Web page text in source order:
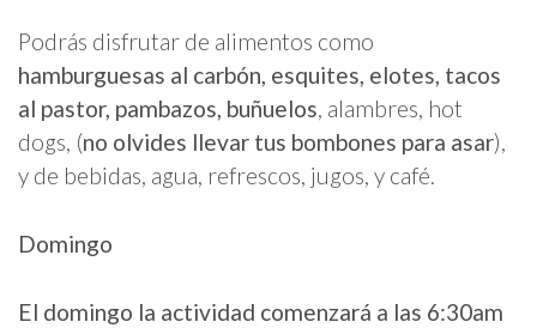
Podrás disfrutar de alimentos como
hamburguesas al carbón, esquites, elotes, tacos
al pastor, pambazos, buñuelos, alambres, hot
dogs, (no olvides llevar tus bombones para asar),
y de bebidas, agua, refrescos, jugos, y café.
Domingo
El domingo la actividad comenzará a las 6:30am